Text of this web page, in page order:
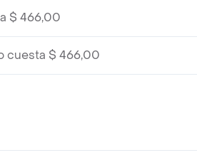
$ 466,00
cuesta $ 466,00